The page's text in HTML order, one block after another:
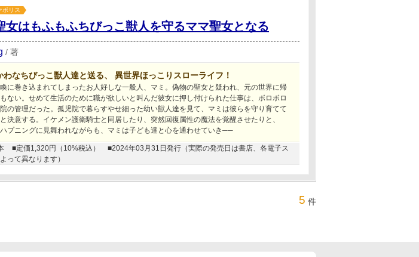
ポリス
女はもふもふちびっこ獣人を守るママ聖女となる
/ 著
わなちびっこ獣人達と送る、 異世界ほっこりスローライフ！
に巻き込まれてしまったお人好しな一般人、マミ。偽物の聖女と疑われ、元の世界に帰
ない。せめて生活のために職が欲しいと叫んだ彼女に押し付けられた仕事は、ボロボロ
の管理だった。孤児院で暮らすやせ細った幼い獣人達を見て、マミは彼らを守り育てて
決意する。イケメン護衛騎士と同居したり、突然回復属性の魔法を覚醒させたりと、
プニングに見舞われながらも、マミは子ども達と心を通わせていき──
■定価1,320円（10%税込）
■2024年03月31日発行（実際の発売日は書店、各電子ス
って異なります）
5 件